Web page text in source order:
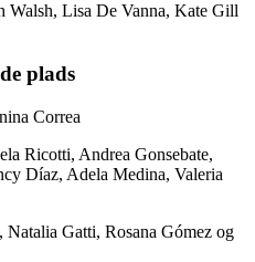
Walsh, Lisa De Vanna, Kate Gill
plads
Correa
Ricotti, Andrea Gonsebate,
Díaz, Adela Medina, Valeria
Natalia Gatti, Rosana Gómez og